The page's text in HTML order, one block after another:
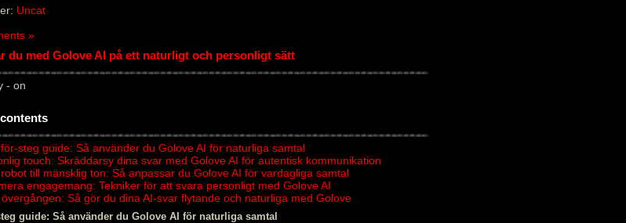
Uncat
»
du med Golove AI på ett naturligt och personligt sätt
- on
steg guide: Så använder du Golove AI för naturliga samtal
touch: Skräddarsy dina svar med Golove AI för autentisk kommunikation
till mänsklig ton: Så anpassar du Golove AI för vardagliga samtal
engagemang: Tekniker för att svara personligt med Golove AI
Så gör du dina AI-svar flytande och naturliga med Golove
guide: Så använder du Golove AI för naturliga samtal